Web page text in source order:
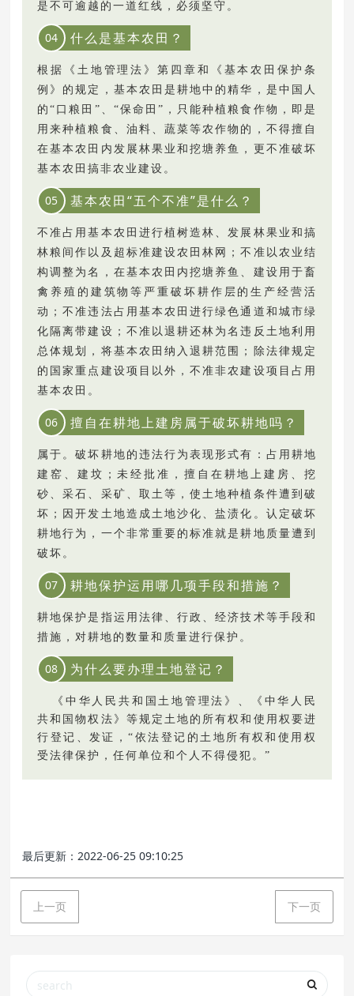
是不可逾越的一道红线，必须坚守。
04 什么是基本农田？
根据《土地管理法》第四章和《基本农田保护条
例》的规定，基本农田是耕地中的精华，是中国人
的“口粮田”、“保命田”，只能种植粮食作物，即是
用来种植粮食、油料、蔬菜等农作物的，不得擅自
在基本农田内发展林果业和挖塘养鱼，更不准破坏
基本农田搞非农业建设。
05 基本农田“五个不准”是什么？
不准占用基本农田进行植树造林、发展林果业和搞
林粮间作以及超标准建设农田林网；不准以农业结
构调整为名，在基本农田内挖塘养鱼、建设用于畜
禽养殖的建筑物等严重破坏耕作层的生产经营活
动；不准违法占用基本农田进行绿色通道和城市绿
化隔离带建设；不准以退耕还林为名违反土地利用
总体规划，将基本农田纳入退耕范围；除法律规定
的国家重点建设项目以外，不准非农建设项目占用
基本农田。
06 擅自在耕地上建房属于破坏耕地吗？
属于。破坏耕地的违法行为表现形式有：占用耕地
建窑、建坟；未经批准，擅自在耕地上建房、挖
砂、采石、采矿、取土等，使土地种植条件遭到破
坏；因开发土地造成土地沙化、盐渍化。认定破坏
耕地行为，一个非常重要的标准就是耕地质量遭到
破坏。
07 耕地保护运用哪几项手段和措施？
耕地保护是指运用法律、行政、经济技术等手段和
措施，对耕地的数量和质量进行保护。
08 为什么要办理土地登记？
《中华人民共和国土地管理法》、《中华人民
共和国物权法》等规定土地的所有权和使用权要进
行登记、发证，“依法登记的土地所有权和使用权
受法律保护，任何单位和个人不得侵犯。”
最后更新：2022-06-25 09:10:25
上一页 下一页